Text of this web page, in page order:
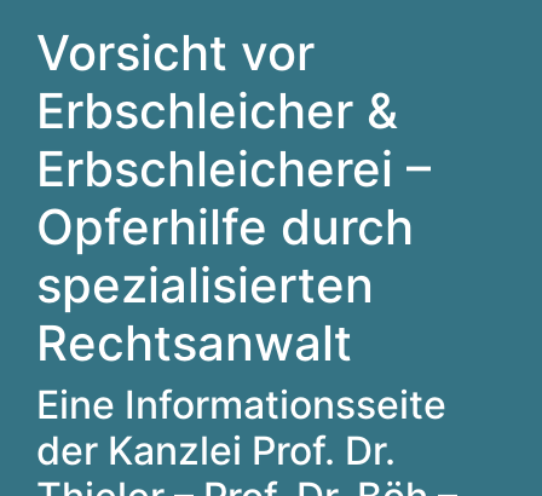
Vorsicht vor
Erbschleicher &
Erbschleicherei –
Opferhilfe durch
spezialisierten
Rechtsanwalt
Eine Informationsseite
der Kanzlei Prof. Dr.